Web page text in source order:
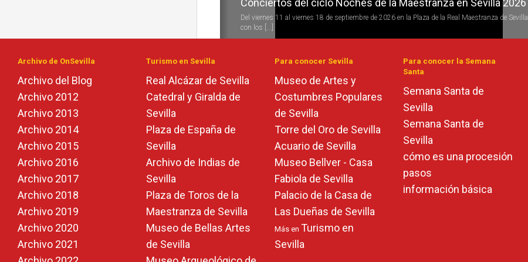
Conciertos del ciclo Noches de la Maestranza en Sevilla 2026
Del viernes 11 al viernes 18 de septiembre de 2026 en la Plaza de la Real Maestranza de Sevilla
con los [...]
Conciertos del ciclo Candlelight en Sevilla
Durante todo el año se desarrolla la programación del ciclo de conciertos Candlelight (a la luz de
las velas) de [...]
Archivo de OnSevilla
Archivo del Blog
Archivo 2012
Archivo 2013
Archivo 2014
Archivo 2015
Archivo 2016
Archivo 2017
Archivo 2018
Archivo 2019
Archivo 2020
Archivo 2021
Turismo en Sevilla
Real Alcázar de Sevilla
Catedral y Giralda de
Sevilla
Plaza de España de
Sevilla
Archivo de Indias de
Sevilla
Plaza de Toros de la
Maestranza de Sevilla
Museo de Bellas Artes
de Sevilla
Para conocer Sevilla
Museo de Artes y
Costumbres Populares
de Sevilla
Torre del Oro de Sevilla
Acuario de Sevilla
Museo Bellver - Casa
Fabiola de Sevilla
Palacio de la Casa de
Las Dueñas de Sevilla
Más en Turismo en
Sevilla
Para conocer la Semana
Santa
Semana Santa de
Sevilla
Semana Santa de
Sevilla
cómo es una procesión
pasos
información básica